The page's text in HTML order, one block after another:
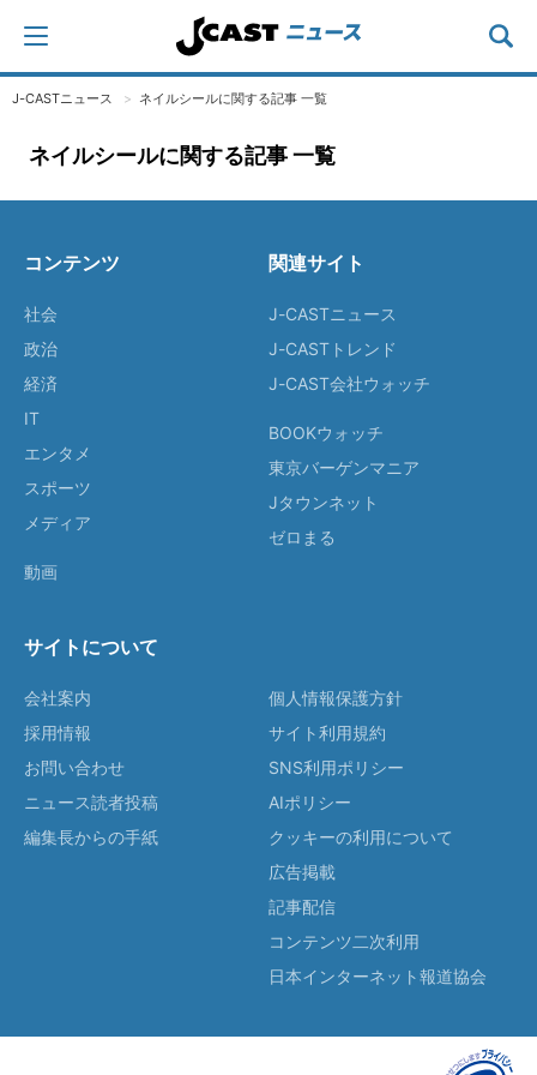
J-CASTニュース ネイルシールに関する記事 一覧
ネイルシールに関する記事 一覧
コンテンツ
社会
政治
経済
IT
エンタメ
スポーツ
メディア
動画
関連サイト
J-CASTニュース
J-CASTトレンド
J-CAST会社ウォッチ
BOOKウォッチ
東京バーゲンマニア
Jタウンネット
ゼロまる
サイトについて
会社案内
採用情報
お問い合わせ
ニュース読者投稿
編集長からの手紙
個人情報保護方針
サイト利用規約
SNS利用ポリシー
AIポリシー
クッキーの利用について
広告掲載
記事配信
コンテンツ二次利用
日本インターネット報道協会